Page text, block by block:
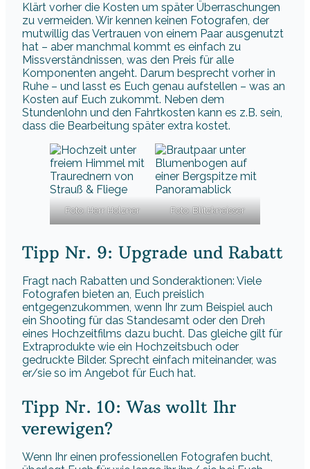
Klärt vorher die Kosten um später Überraschungen
zu vermeiden. Wir kennen keinen Fotografen, der
mutwillig das Vertrauen von einem Paar ausgenutzt
hat – aber manchmal kommt es einfach zu
Missverständnissen, was den Preis für alle
Komponenten angeht. Darum besprecht vorher in
Ruhe – und lasst es Euch genau aufstellen – was an
Kosten auf Euch zukommt. Neben dem
Stundenlohn und den Fahrtkosten kann es z.B. sein,
dass die Bearbeitung später extra kostet.
Foto: Herr Holzner Foto: Blitzkneisser
Tipp Nr. 9: Upgrade und Rabatt
Fragt nach Rabatten und Sonderaktionen: Viele
Fotografen bieten an, Euch preislich
entgegenzukommen, wenn Ihr zum Beispiel auch
ein Shooting für das Standesamt oder den Dreh
eines Hochzeitfilms dazu bucht. Das gleiche gilt für
Extraprodukte wie ein Hochzeitsbuch oder
gedruckte Bilder. Sprecht einfach miteinander, was
er/sie so im Angebot für Euch hat.
Tipp Nr. 10: Was wollt Ihr
verewigen?
Wenn Ihr einen professionellen Fotografen bucht,